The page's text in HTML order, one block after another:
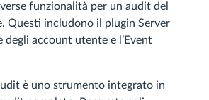
funzionalità per un audit del
Questi includono il plugin Server
degli account utente e l’Event
è uno strumento integrato in